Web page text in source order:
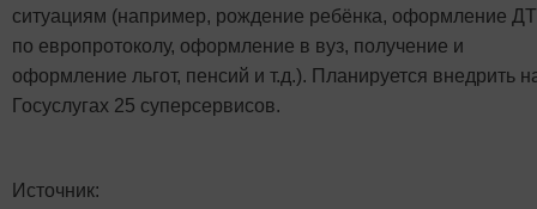
ситуациям (например, рождение ребёнка, оформление
по европротоколу, оформление в вуз, получение и
оформление льгот, пенсий и т.д.). Планируется внедрить
Госуслугах 25 суперсервисов.
Источник: